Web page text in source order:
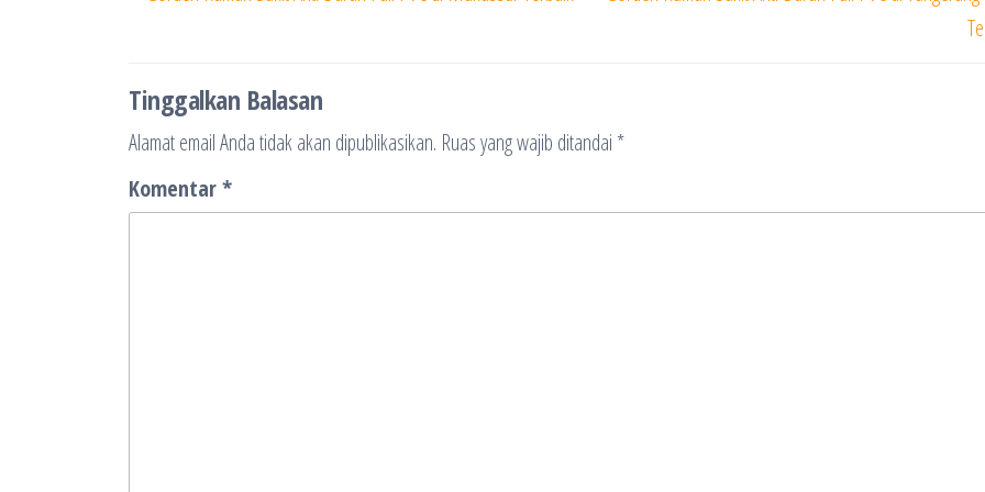
Tinggalkan Balasan
Alamat email Anda tidak akan dipublikasikan. Ruas yang wajib ditandai *
Komentar*